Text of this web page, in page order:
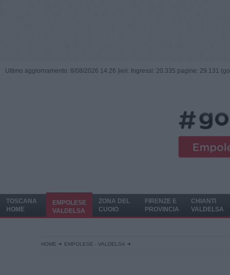
Ultimo aggiornamento: 8/08/2026 14:26 | ieri: Ingressi: 20.335 pagine: 29.131
TOSCANA
HOME
EMPOLESE
VALDELSA
ZONA DEL
CUOIO
FIRENZE E
PROVINCIA
CHIANTI
VALDELSA
HOME EMPOLESE - VALDELSA